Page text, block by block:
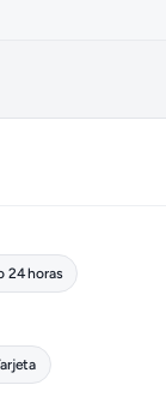
Reforma
24 horas